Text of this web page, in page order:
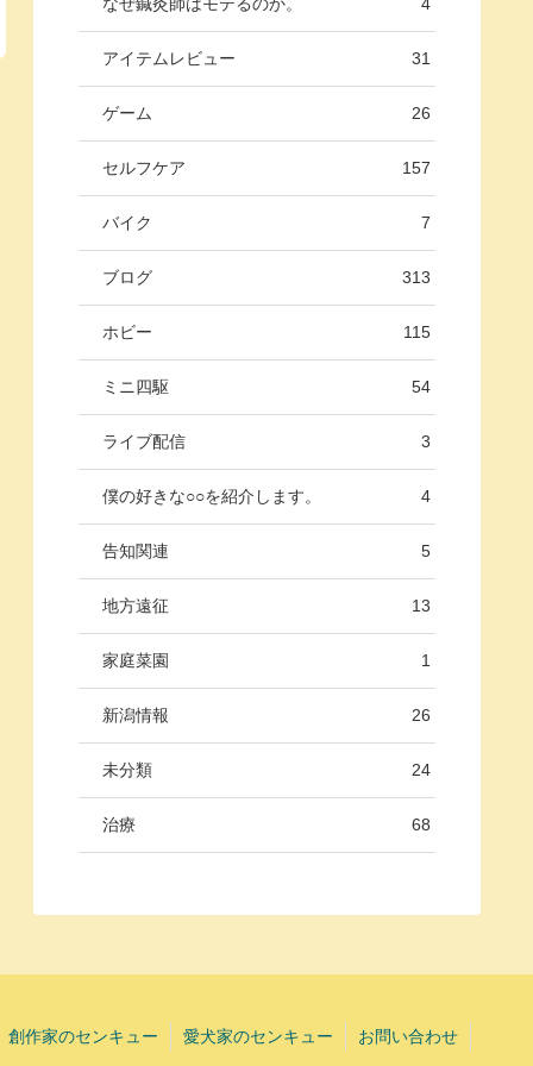
アイテムレビュー 31
ゲーム 26
セルフケア 157
バイク 7
ブログ 313
ホビー 115
ミニ四駆 54
ライブ配信 3
僕の好きな○○を紹介します。 4
告知関連 5
地方遠征 13
家庭菜園 1
新潟情報 26
未分類 24
治療 68
創作家のセンキュー 愛犬家のセンキュー お問い合わせ